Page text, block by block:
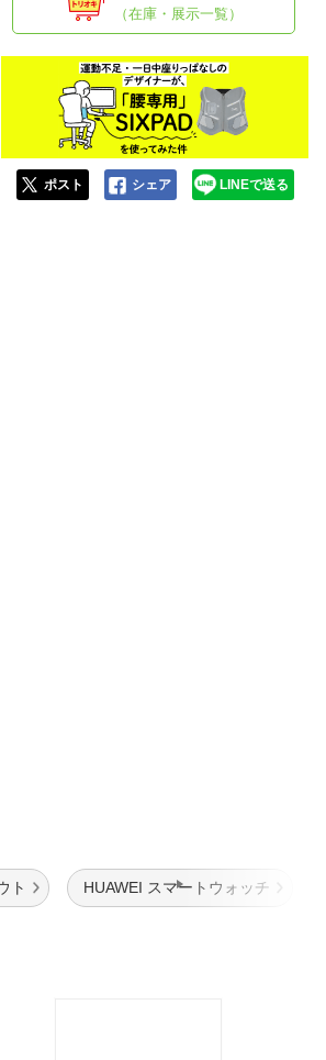
（在庫・展示一覧）
ポスト シェア LINEで送る
ト HUAWEI スマートウォッチ